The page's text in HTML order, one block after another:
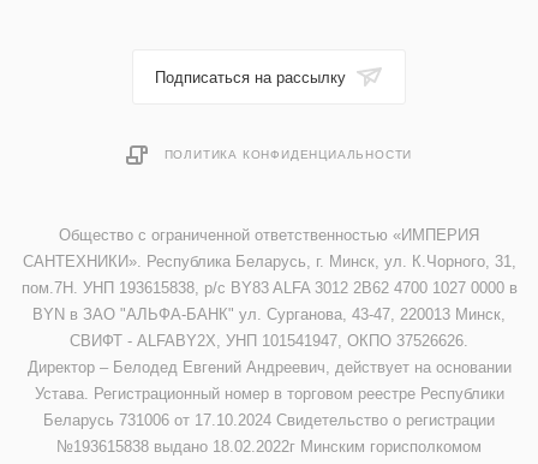
Подписаться на рассылку
ПОЛИТИКА КОНФИДЕНЦИАЛЬНОСТИ
Общество с ограниченной ответственностью «ИМПЕРИЯ
САНТЕХНИКИ». Республика Беларусь, г. Минск, ул. К.Чорного, 31,
пом.7Н. УНП 193615838, р/с BY83 ALFA 3012 2B62 4700 1027 0000 в
BYN в ЗАО "АЛЬФА-БАНК" ул. Сурганова, 43-47, 220013 Минск,
СВИФТ - ALFABY2X, УНП 101541947, ОКПО 37526626.
Директор – Белодед Евгений Андреевич, действует на основании
Устава. Регистрационный номер в торговом реестре Республики
Беларусь 731006 от 17.10.2024 Свидетельство о регистрации
№193615838 выдано 18.02.2022г Минским горисполкомом